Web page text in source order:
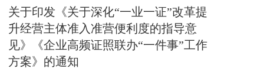
关于印发《关于深化“一业一证”改革提
升经营主体准入准营便利度的指导意
见》《企业高频证照联办“一件事”工作
方案》的通知